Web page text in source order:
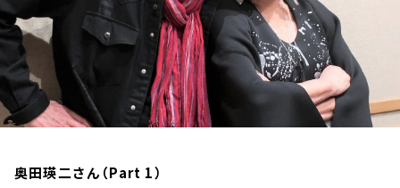
奥田瑛二さん（Part 1）